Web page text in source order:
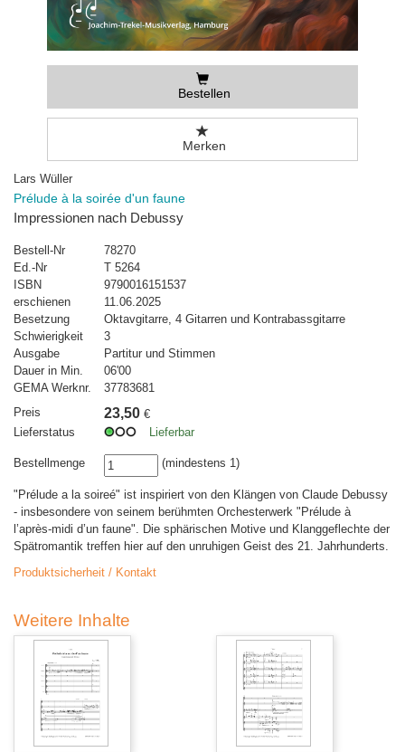
Bestellen
Merken
Lars Wüller
Prélude à la soirée d'un faune
Impressionen nach Debussy
Bestell-Nr
78270
Ed.-Nr
T 5264
ISBN
9790016151537
erschienen
11.06.2025
Besetzung
Oktavgitarre, 4 Gitarren und Kontrabassgitarre
Schwierigkeit
3
Ausgabe
Partitur und Stimmen
Dauer in Min.
06'00
GEMA Werknr.
37783681
Preis
23,50 €
Lieferstatus
Lieferbar
Bestellmenge (mindestens 1)
"Prélude a la soireé" ist inspiriert von den Klängen von Claude Debussy
- insbesondere von seinem berühmten Orchesterwerk "Prélude à
l’après-midi d’un faune". Die sphärischen Motive und Klanggeflechte der
Spätromantik treffen hier auf den unruhigen Geist des 21. Jahrhunderts.
Produktsicherheit / Kontakt
Weitere Inhalte